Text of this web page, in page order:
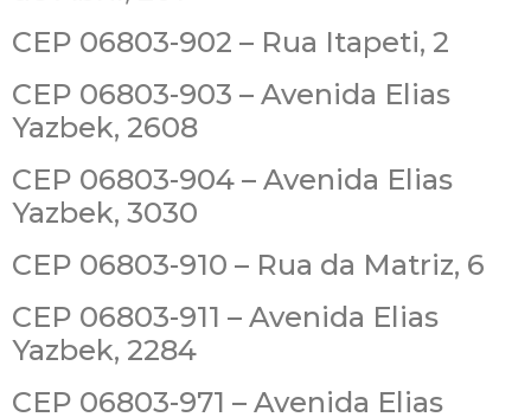
CEP 06803-902 – Rua Itapeti, 2
CEP 06803-903 – Avenida Elias
Yazbek, 2608
CEP 06803-904 – Avenida Elias
Yazbek, 3030
CEP 06803-910 – Rua da Matriz, 6
CEP 06803-911 – Avenida Elias
Yazbek, 2284
CEP 06803-971 – Avenida Elias